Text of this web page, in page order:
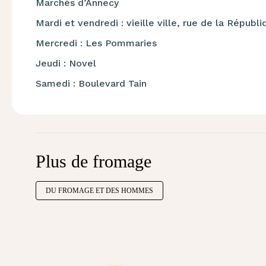
Marchés d’Annecy
Mardi et vendredi : vieille ville, rue de la
Mercredi : Les Pommaries
Jeudi : Novel
Samedi : Boulevard Tain
Plus de fromage
DU FROMAGE ET DES HOMMES